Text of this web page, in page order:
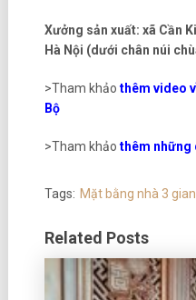
Xưởng sản xuất: xã Cần
Hà Nội (dưới chân núi
>Tham khảo thêm video
Bộ
>Tham khảo thêm những
Tags: Mặt bằng nhà 3 gian
Related Posts